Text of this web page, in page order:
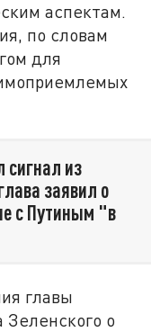
аспектам.
по словам
для
сигнал из
заявил о
с Путиным "в
главы
о